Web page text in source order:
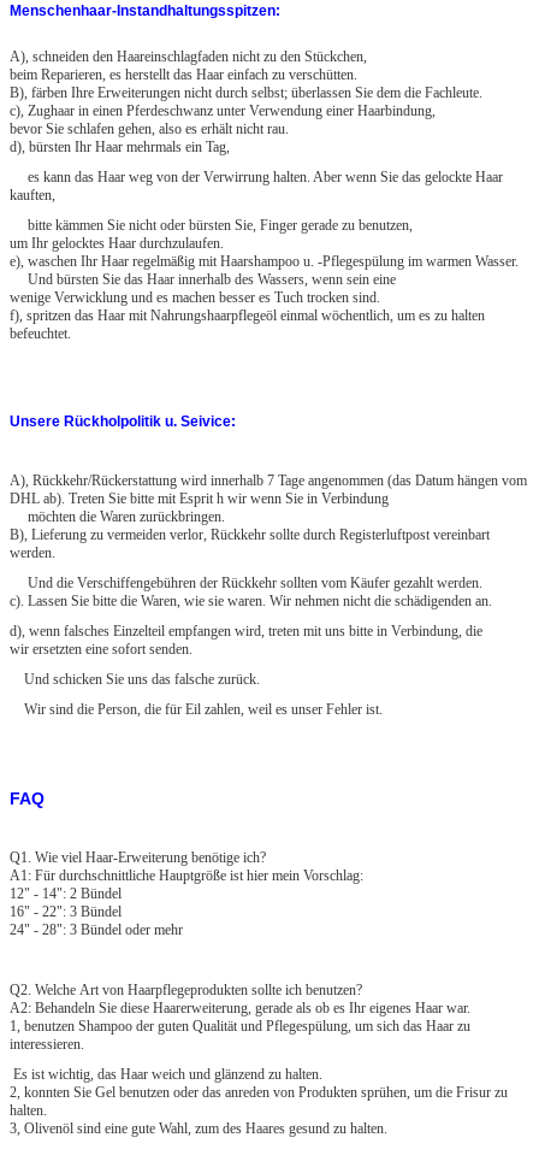
Menschenhaar-Instandhaltungsspitzen:
A), schneiden den Haareinschlagfaden nicht zu den Stückchen,
beim Reparieren, es herstellt das Haar einfach zu verschütten.
B), färben Ihre Erweiterungen nicht durch selbst; überlassen Sie dem die Fachleute.
c), Zughaar in einen Pferdeschwanz unter Verwendung einer Haarbindung,
bevor Sie schlafen gehen, also es erhält nicht rau.
d), bürsten Ihr Haar mehrmals ein Tag,
es kann das Haar weg von der Verwirrung halten. Aber wenn Sie das gelockte Haar
kauften,
bitte kämmen Sie nicht oder bürsten Sie, Finger gerade zu benutzen,
um Ihr gelocktes Haar durchzulaufen.
e), waschen Ihr Haar regelmäßig mit Haarshampoo u. -Pflegespülung im warmen Wasser.
Und bürsten Sie das Haar innerhalb des Wassers, wenn sein eine
wenige Verwicklung und es machen besser es Tuch trocken sind.
f), spritzen das Haar mit Nahrungshaarpflegeöl einmal wöchentlich, um es zu halten
befeuchtet.
Unsere Rückholpolitik u. Seivice:
A), Rückkehr/Rückerstattung wird innerhalb 7 Tage angenommen (das Datum hängen vom
DHL ab). Treten Sie bitte mit Esprit h wir wenn Sie in Verbindung
möchten die Waren zurückbringen.
B), Lieferung zu vermeiden verlor, Rückkehr sollte durch Registerluftpost vereinbart
werden.
Und die Verschiffengebühren der Rückkehr sollten vom Käufer gezahlt werden.
c). Lassen Sie bitte die Waren, wie sie waren. Wir nehmen nicht die schädigenden an.
d), wenn falsches Einzelteil empfangen wird, treten mit uns bitte in Verbindung, die
wir ersetzten eine sofort senden.
Und schicken Sie uns das falsche zurück.
Wir sind die Person, die für Eil zahlen, weil es unser Fehler ist.
FAQ
Q1. Wie viel Haar-Erweiterung benötige ich?
A1: Für durchschnittliche Hauptgröße ist hier mein Vorschlag:
12" - 14": 2 Bündel
16" - 22": 3 Bündel
24" - 28": 3 Bündel oder mehr
Q2. Welche Art von Haarpflegeprodukten sollte ich benutzen?
A2: Behandeln Sie diese Haarerweiterung, gerade als ob es Ihr eigenes Haar war.
1, benutzen Shampoo der guten Qualität und Pflegespülung, um sich das Haar zu
interessieren.
Es ist wichtig, das Haar weich und glänzend zu halten.
2, konnten Sie Gel benutzen oder das anreden von Produkten sprühen, um die Frisur zu
halten.
3, Olivenöl sind eine gute Wahl, zum des Haares gesund zu halten.